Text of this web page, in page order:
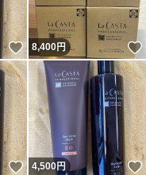
いいね！
8,400円
いいね！
4,500円